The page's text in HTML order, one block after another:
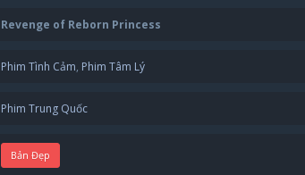
Revenge of Reborn Princess
Phim Tình Cảm, Phim Tâm Lý
Phim Trung Quốc
Bản Đẹp